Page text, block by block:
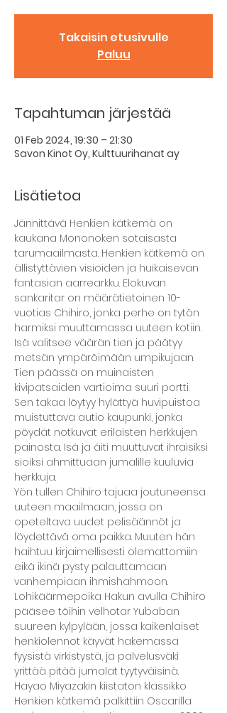
Takaisin etusivulle
Paluu
Tapahtuman järjestää
01 Feb 2024, 19:30 – 21:30
Savon Kinot Oy, Kulttuurihanat ay
Lisätietoa
Jännittävä Henkien kätkemä on
kaukana Mononoken sotaisasta
tarumaailmasta. Henkien kätkemä on
ällistyttävien visioiden ja huikaisevan
fantasian aarrearkku. Elokuvan
sankaritar on määrätietoinen 10-
vuotias Chihiro, jonka perhe on tytön
harmiksi muuttamassa uuteen kotiin.
Isä valitsee väärän tien ja päätyy
metsän ympäröimään umpikujaan.
Tien päässä on muinaisten
kivipatsaiden vartioima suuri portti.
Sen takaa löytyy hylättyä huvipuistoa
muistuttava autio kaupunki, jonka
pöydät notkuvat erilaisten herkkujen
painosta. Isä ja äiti muuttuvat ihraisiksi
sioiksi ahmittuaan jumalille kuuluvia
herkkuja.
Yön tullen Chihiro tajuaa joutuneensa
uuteen maailmaan, jossa on
opeteltava uudet pelisäännöt ja
löydettävä oma paikka. Muuten hän
haihtuu kirjaimellisesti olemattomiin
eikä ikinä pysty palauttamaan
vanhempiaan ihmishahmoon.
Lohikäärmepoika Hakun avulla Chihiro
pääsee töihin velhotar Yubaban
suureen kylpylään, jossa kaikenlaiset
henkiolennot käyvät hakemassa
fyysistä virkistystä, ja palvelusväki
yrittää pitää jumalat tyytyväisinä.
Hayao Miyazakin kiistaton klassikko
Henkien kätkemä palkittiin Oscarilla